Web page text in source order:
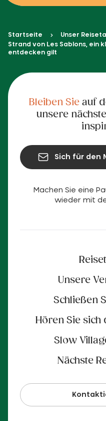
Startseite Unser
Strand von Les Sablons, ein
entdecken gilt
Machen Sie eine
wieder mit
Unsere
Schließen
Hören Sie sich
Slow
Nächste
Bleiben Sieauf
unsere
Sich für den